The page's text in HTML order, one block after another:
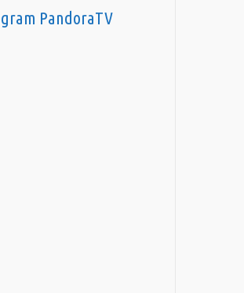
PandoraTV